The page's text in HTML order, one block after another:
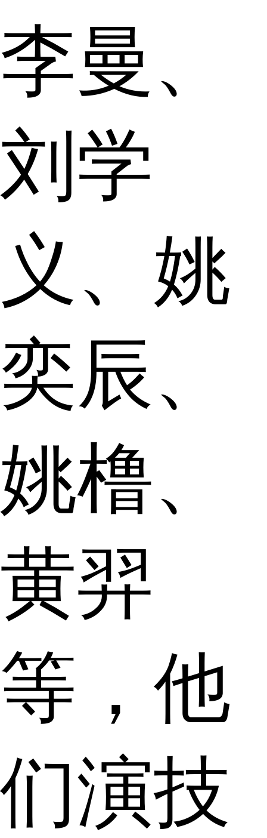
李曼、
刘学
义、姚
奕辰、
姚橹、
黄羿
等，他
们演技